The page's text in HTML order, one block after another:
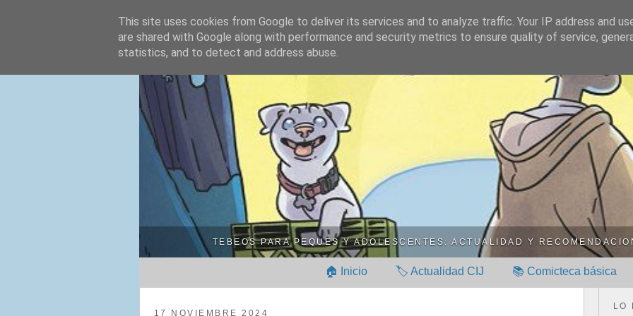
CÓMIC INFANTIL (Y
TEBEOS PARA PEQUES Y ADOLESCENTES: ACTUALIDAD Y
🏠 Inicio 🏷️ Actualidad CIJ 📚 Comicteca básica
17 NOVIEMBRE 2024
LO
This site uses cookies from Google to deliver its services and to analyze traffic. Your IP address and
are shared with Google along with performance and security metrics to ensure quality of service,
statistics, and to detect and address abuse.